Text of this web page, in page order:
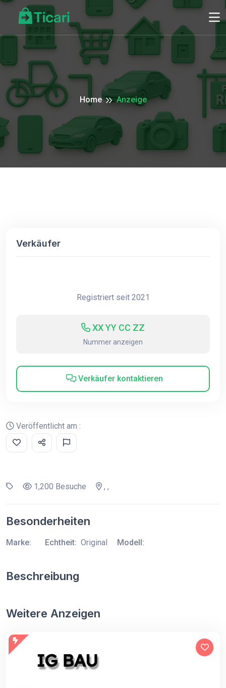
Home Anzeige
Verkäufer
Registriert seit 2021
XX YY CC ZZ
Nummer anzeigen
Verkäufer kontaktieren
Veröffentlicht am :
1,200 Besuche , ,
Besonderheiten
Marke: Echtheit: Original Modell:
Beschreibung
Weitere Anzeigen